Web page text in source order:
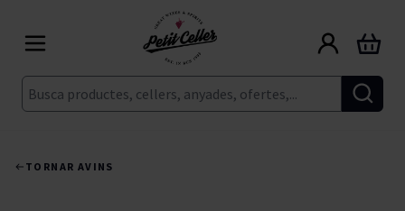
Cerca
Cart
TORNAR AVINS